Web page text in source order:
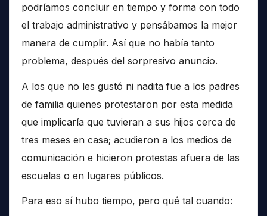
podríamos concluir en tiempo y forma con todo
el trabajo administrativo y pensábamos la mejor
manera de cumplir. Así que no había tanto
problema, después del sorpresivo anuncio.
A los que no les gustó ni nadita fue a los padres
de familia quienes protestaron por esta medida
que implicaría que tuvieran a sus hijos cerca de
tres meses en casa; acudieron a los medios de
comunicación e hicieron protestas afuera de las
escuelas o en lugares públicos.
Para eso sí hubo tiempo, pero qué tal cuando: